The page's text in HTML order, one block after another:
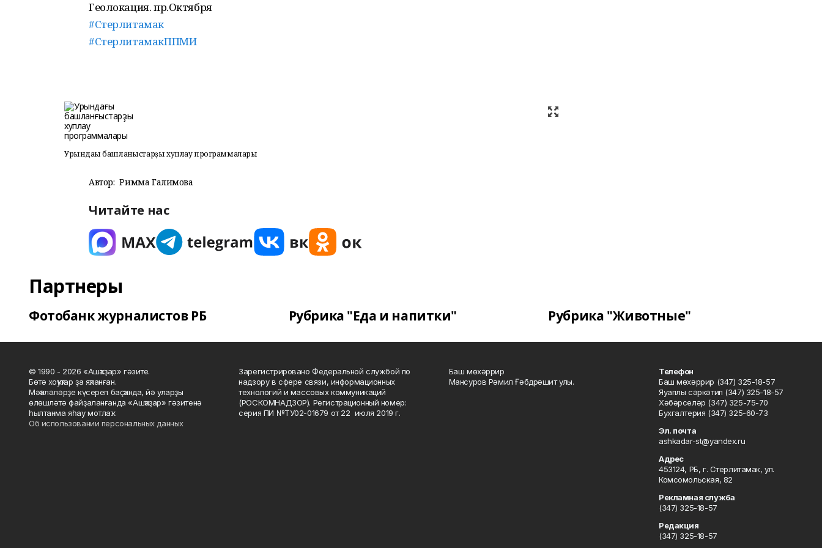
Геолокация. пр.Октября
#Стерлитамак
#СтерлитамакППМИ
Урындағы башланғыстарҙы хуплау программалары
Автор: Римма Галимова
Читайте нас
Партнеры
Фотобанк журналистов РБ Рубрика "Еда и напитки" Рубрика "Животные"
© 1990 - 2026 «Ашҡаҙар» гәзите.
Бөтә хоҡуҡтар ҙа яҡланған.
Мәҡәләләрҙе күсереп баҫҡанда, йә уларҙы
өлөшләтә файҙаланғанда «Ашҡаҙар» гәзитенә
һылтанма яһау мотлаҡ.
Об использовании персональных данных
Зарегистрировано Федеральной службой по
надзору в сфере связи, информационных
технологий и массовых коммуникаций
(РОСКОМНАДЗОР). Регистрационный номер:
серия ПИ №ТУ02-01679 от 22 июля 2019 г.
Баш мөхәррир
Мансуров Рәмил Ғәбдрәшит улы.
Телефон
Баш мөхәррир (347) 325-18-57
Яуаплы сәркәтип (347) 325-18-57
Хәбәрселәр (347) 325-75-70
Бухгалтерия (347) 325-60-73
Эл. почта
ashkadar-st@yandex.ru
Адрес
453124, РБ, г. Стерлитамак, ул.
Комсомольская, 82
Рекламная служба
(347) 325-18-57
Редакция
(347) 325-18-57